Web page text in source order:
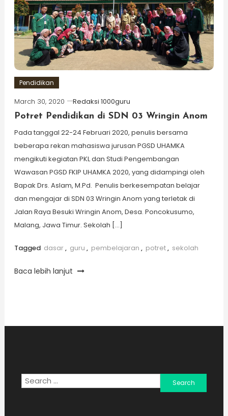
Pendidikan
March 30, 2020
Redaksi 1000guru
Potret Pendidikan di SDN 03 Wringin Anom
Pada tanggal 22-24 Februari 2020, penulis bersama
beberapa rekan mahasiswa jurusan PGSD UHAMKA
mengikuti kegiatan PKL dan Studi Pengembangan
Wawasan PGSD FKIP UHAMKA 2020, yang didampingi oleh
Bapak Drs. Aslam, M.Pd. Penulis berkesempatan belajar
dan mengajar di SDN 03 Wringin Anom yang terletak di
Jalan Raya Besuki Wringin Anom, Desa. Poncokusumo,
Malang, Jawa Timur. Sekolah […]
Tagged dasar, guru , pembelajaran , potret, sekolah
Baca lebih lanjut
Search
for: